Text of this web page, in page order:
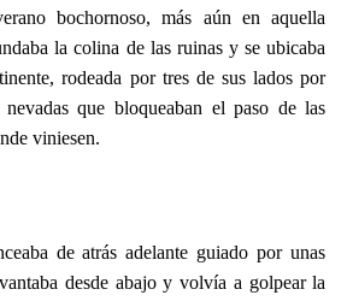
bochornoso, más aún en aquella
la colina de las ruinas y se ubicaba
rodeada por tres de sus lados por
nevadas que bloqueaban el paso de las
viniesen.
de atrás adelante guiado por unas
desde abajo y volvía a golpear la